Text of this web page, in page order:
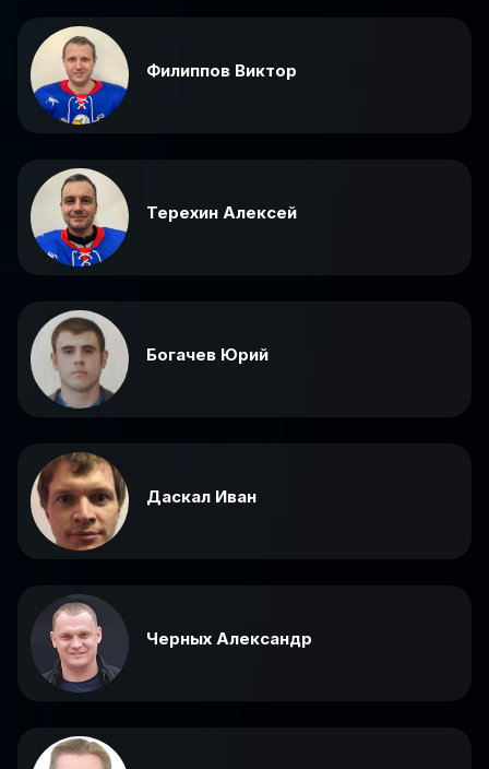
Филиппов Виктор
Терехин Алексей
Богачев Юрий
Даскал Иван
Черных Александр